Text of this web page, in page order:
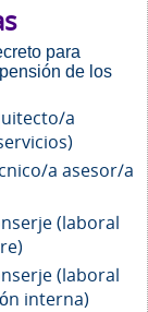
para
de los
a
a asesor/a
(laboral
(laboral
interna)